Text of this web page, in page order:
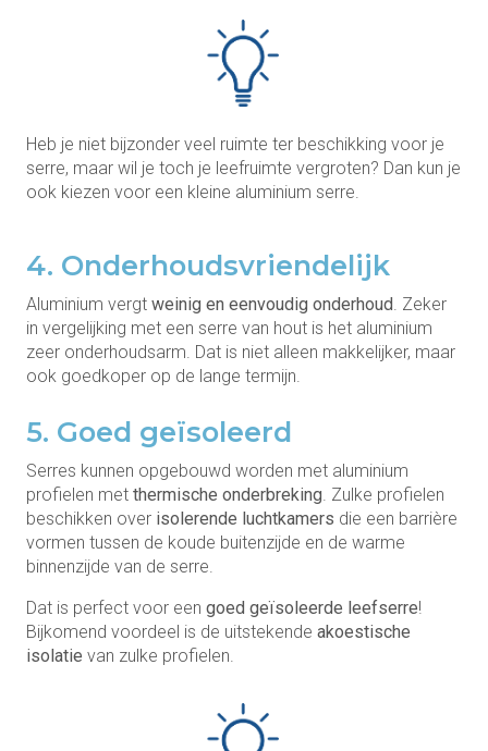
Heb je niet bijzonder veel ruimte ter beschikking voor je
serre, maar wil je toch je leefruimte vergroten? Dan kun je
ook kiezen voor een kleine aluminium serre.
4. Onderhoudsvriendelijk
Aluminium vergt weinig en eenvoudig onderhoud. Zeker
in vergelijking met een serre van hout is het aluminium
zeer onderhoudsarm. Dat is niet alleen makkelijker, maar
ook goedkoper op de lange termijn.
5. Goed geïsoleerd
Serres kunnen opgebouwd worden met aluminium
profielen met thermische onderbreking. Zulke profielen
beschikken over isolerende luchtkamers die een barrière
vormen tussen de koude buitenzijde en de warme
binnenzijde van de serre.
Dat is perfect voor een goed geïsoleerde leefserre!
Bijkomend voordeel is de uitstekende akoestische
isolatie van zulke profielen.